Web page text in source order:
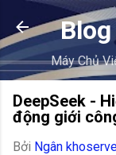
Máy Chủ
DeepSeek -
động giới
Bởi Ngân